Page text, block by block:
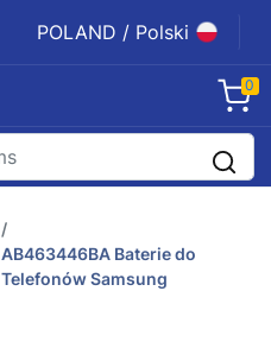
POLAND / Polski
0
AB463446BA Baterie do
Telefonów Samsung